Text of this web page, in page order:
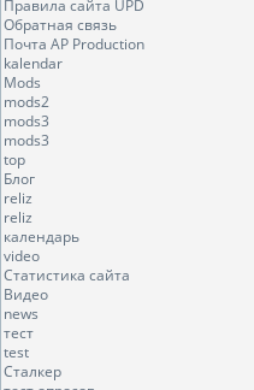
Правила сайта UPD
Обратная связь
Почта AP Production
kalendar
Mods
mods2
mods3
mods3
top
Блог
reliz
reliz
календарь
video
Статистика сайта
Видео
news
тест
test
Сталкер